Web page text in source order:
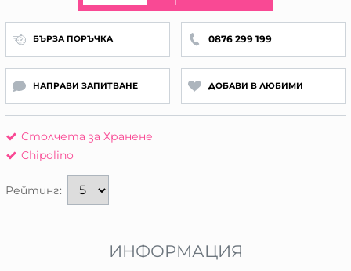
БЪРЗА ПОРЪЧКА 0876 299 199
НАПРАВИ ЗАПИТВАНЕ ДОБАВИ В ЛЮБИМИ
Столчета за Хранене
Chipolino
Рейтинг:
ИНФОРМАЦИЯ